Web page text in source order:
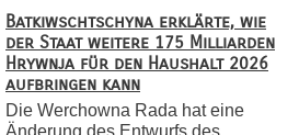
Batkiwschtschyna erklärte, wie
der Staat weitere 175 Milliarden
Hrywnja für den Haushalt 2026
aufbringen kann
Die Werchowna Rada hat eine
Änderung des Entwurfs des